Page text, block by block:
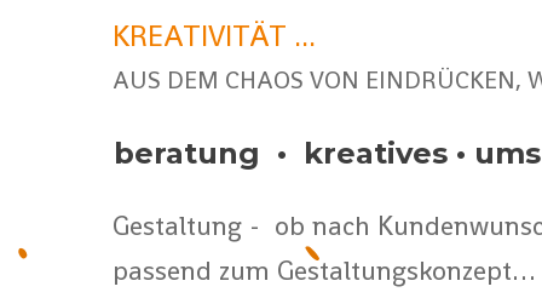
Gestaltung -  ob nach
passend zum
KREATIVITÄT ...
AUS DEM CHAOS VON EINDRÜCKEN,
beratung  •  kreatives •